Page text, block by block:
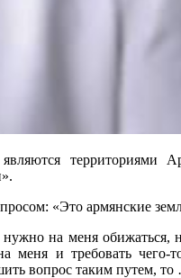
«Это армянские
на меня обижаться,
меня и требовать
вопрос таким путем,